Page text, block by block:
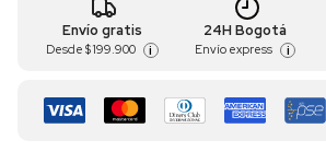
Envío gratis
Desde $ 199.900 i
24H Bogotá
Envío express i